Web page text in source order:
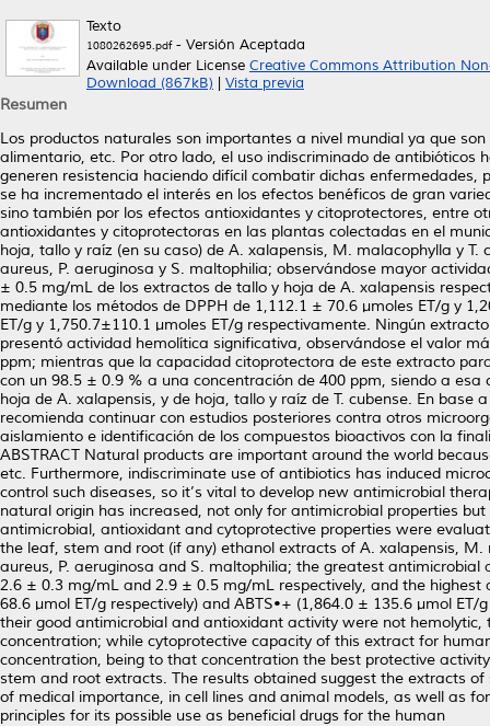
Texto
1080262695.pdf- Versión Aceptada
Available under License Creative Commons Attribution
Download (867kB)
Vista previa
Resumen
Los productos naturales son importantes a nivel mundial ya que
alimentario, etc. Por otro lado, el uso indiscriminado de antibióticos
generen resistencia haciendo difícil combatir dichas
se ha incrementado el interés en los efectos benéficos de gran
sino también por los efectos antioxidantes y citoprotectores, entre
antioxidantes y citoprotectoras en las plantas colectadas en el
hoja, tallo y raíz (en su caso) de A. xalapensis, M. malacophylla y
aureus, P. aeruginosa y S. maltophilia; observándose mayor
± 0.5 mg/mL de los extractos de tallo y hoja de A. xalapensis
mediante los métodos de DPPH de 1,112.1 ± 70.6 µmoles ET/g y
ET/g y 1,750.7±110.1 µmoles ET/g respectivamente. Ningún
presentó actividad hemolítica significativa, observándose el valor
ppm; mientras que la capacidad citoprotectora de este extracto
con un 98.5 ± 0.9 % a una concentración de 400 ppm, siendo a
hoja de A. xalapensis, y de hoja, tallo y raíz de T. cubense. En
recomienda continuar con estudios posteriores contra otros
aislamiento e identificación de los compuestos bioactivos con la
ABSTRACT Natural products are important around the world
etc. Furthermore, indiscriminate use of antibiotics has induced
control such diseases, so it’s vital to develop new antimicrobial
natural origin has increased, not only for antimicrobial properties
antimicrobial, antioxidant and cytoprotective properties were
the leaf, stem and root (if any) ethanol extracts of A. xalapensis,
aureus, P. aeruginosa and S. maltophilia; the greatest
2.6 ± 0.3 mg/mL and 2.9 ± 0.5 mg/mL respectively, and the
68.6 µmol ET/g respectively) and ABTS•+ (1,864.0 ± 135.6 µmol
their good antimicrobial and antioxidant activity were not
concentration; while cytoprotective capacity of this extract for
concentration, being to that concentration the best protective
stem and root extracts. The results obtained suggest the extracts
of medical importance, in cell lines and animal models, as well as
principles for its possible use as beneficial drugs for the human